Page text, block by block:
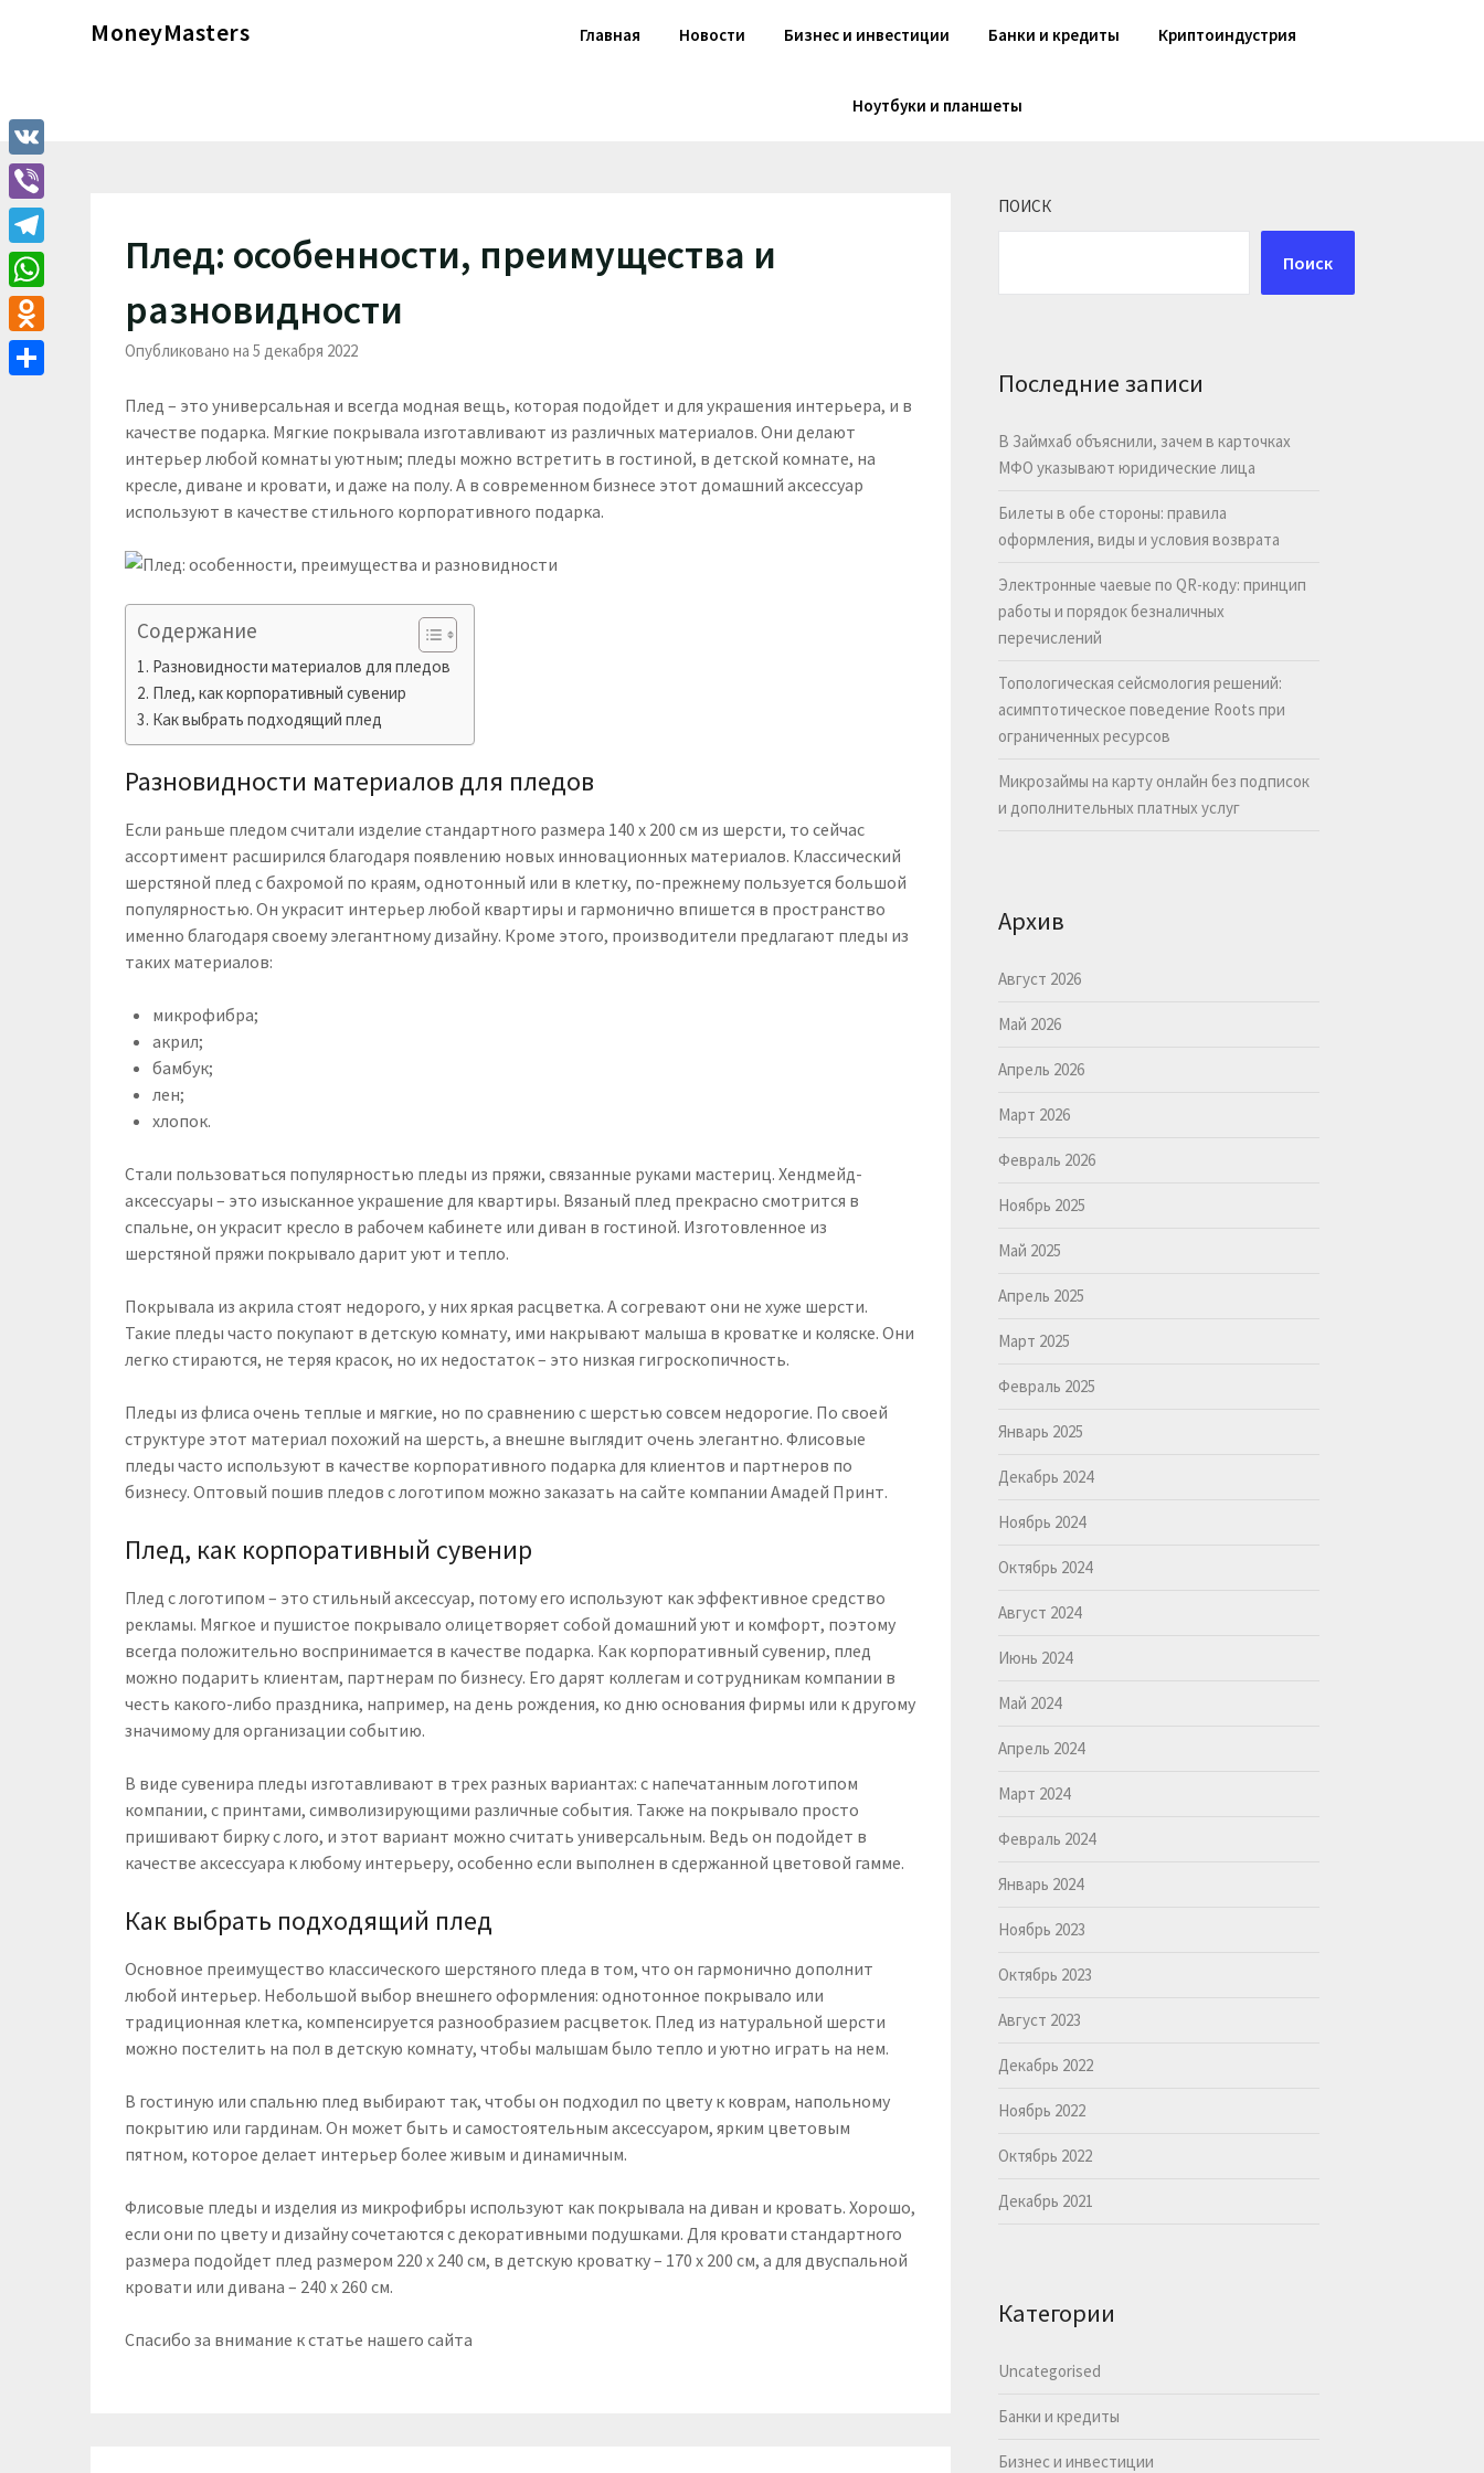
MoneyMasters Главная Новости Бизнес и инвестиции Банки и кредиты Криптоиндустрия
Ноутбуки и планшеты
Плед: особенности, преимущества и
разновидности
Опубликовано на 5 декабря 2022
Плед – это универсальная и всегда модная вещь, которая подойдет и для украшения интерьера, и в
качестве подарка. Мягкие покрывала изготавливают из различных материалов. Они делают
интерьер любой комнаты уютным; пледы можно встретить в гостиной, в детской комнате, на
кресле, диване и кровати, и даже на полу. А в современном бизнесе этот домашний аксессуар
используют в качестве стильного корпоративного подарка.
Содержание
Разновидности материалов для пледов
Плед, как корпоративный сувенир
Как выбрать подходящий плед
Разновидности материалов для пледов
Если раньше пледом считали изделие стандартного размера 140 х 200 см из шерсти, то сейчас
ассортимент расширился благодаря появлению новых инновационных материалов. Классический
шерстяной плед с бахромой по краям, однотонный или в клетку, по-прежнему пользуется большой
популярностью. Он украсит интерьер любой квартиры и гармонично впишется в пространство
именно благодаря своему элегантному дизайну. Кроме этого, производители предлагают пледы из
таких материалов:
микрофибра;
акрил;
бамбук;
лен;
хлопок.
Стали пользоваться популярностью пледы из пряжи, связанные руками мастериц. Хендмейд-
аксессуары – это изысканное украшение для квартиры. Вязаный плед прекрасно смотрится в
спальне, он украсит кресло в рабочем кабинете или диван в гостиной. Изготовленное из
шерстяной пряжи покрывало дарит уют и тепло.
Покрывала из акрила стоят недорого, у них яркая расцветка. А согревают они не хуже шерсти.
Такие пледы часто покупают в детскую комнату, ими накрывают малыша в кроватке и коляске. Они
легко стираются, не теряя красок, но их недостаток – это низкая гигроскопичность.
Пледы из флиса очень теплые и мягкие, но по сравнению с шерстью совсем недорогие. По своей
структуре этот материал похожий на шерсть, а внешне выглядит очень элегантно. Флисовые
пледы часто используют в качестве корпоративного подарка для клиентов и партнеров по
бизнесу. Оптовый пошив пледов с логотипом можно заказать на сайте компании Амадей Принт.
Плед, как корпоративный сувенир
Плед с логотипом – это стильный аксессуар, потому его используют как эффективное средство
рекламы. Мягкое и пушистое покрывало олицетворяет собой домашний уют и комфорт, поэтому
всегда положительно воспринимается в качестве подарка. Как корпоративный сувенир, плед
можно подарить клиентам, партнерам по бизнесу. Его дарят коллегам и сотрудникам компании в
честь какого-либо праздника, например, на день рождения, ко дню основания фирмы или к другому
значимому для организации событию.
В виде сувенира пледы изготавливают в трех разных вариантах: с напечатанным логотипом
компании, с принтами, символизирующими различные события. Также на покрывало просто
пришивают бирку с лого, и этот вариант можно считать универсальным. Ведь он подойдет в
качестве аксессуара к любому интерьеру, особенно если выполнен в сдержанной цветовой гамме.
Как выбрать подходящий плед
Основное преимущество классического шерстяного пледа в том, что он гармонично дополнит
любой интерьер. Небольшой выбор внешнего оформления: однотонное покрывало или
традиционная клетка, компенсируется разнообразием расцветок. Плед из натуральной шерсти
можно постелить на пол в детскую комнату, чтобы малышам было тепло и уютно играть на нем.
В гостиную или спальню плед выбирают так, чтобы он подходил по цвету к коврам, напольному
покрытию или гардинам. Он может быть и самостоятельным аксессуаром, ярким цветовым
пятном, которое делает интерьер более живым и динамичным.
Флисовые пледы и изделия из микрофибры используют как покрывала на диван и кровать. Хорошо,
если они по цвету и дизайну сочетаются с декоративными подушками. Для кровати стандартного
размера подойдет плед размером 220 х 240 см, в детскую кроватку – 170 х 200 см, а для двуспальной
кровати или дивана – 240 х 260 см.
Спасибо за внимание к статье нашего сайта
ПОИСК
Поиск
Последние записи
В Займхаб объяснили, зачем в карточках
МФО указывают юридические лица
Билеты в обе стороны: правила
оформления, виды и условия возврата
Электронные чаевые по QR-коду: принцип
работы и порядок безналичных
перечислений
Топологическая сейсмология решений:
асимптотическое поведение Roots при
ограниченных ресурсов
Микрозаймы на карту онлайн без подписок
и дополнительных платных услуг
Архив
Август 2026
Май 2026
Апрель 2026
Март 2026
Февраль 2026
Ноябрь 2025
Май 2025
Апрель 2025
Март 2025
Февраль 2025
Январь 2025
Декабрь 2024
Ноябрь 2024
Октябрь 2024
Август 2024
Июнь 2024
Май 2024
Апрель 2024
Март 2024
Февраль 2024
Январь 2024
Ноябрь 2023
Октябрь 2023
Август 2023
Декабрь 2022
Ноябрь 2022
Октябрь 2022
Декабрь 2021
Категории
Uncategorised
Банки и кредиты
Бизнес и инвестиции
VK
Viber
Telegram
WhatsApp
Odnoklassniki